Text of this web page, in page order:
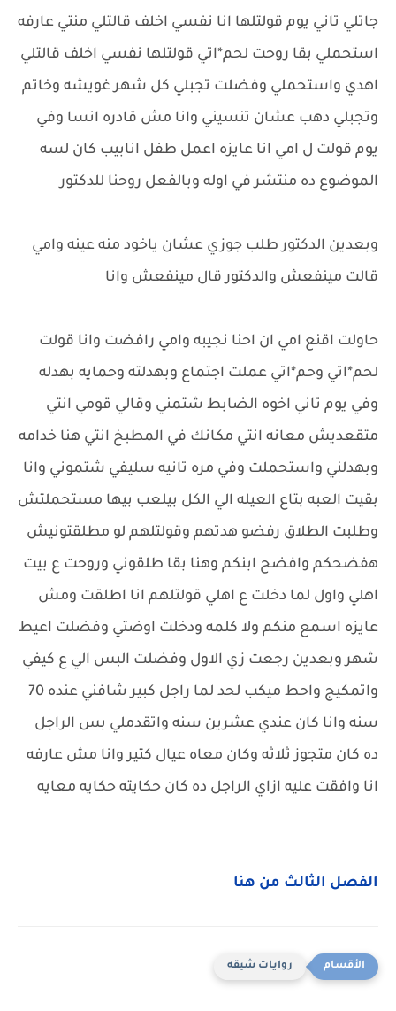
جاتلي تاني يوم قولتلها انا نفسي اخلف قالتلي منتي عارفه
استحملي بقا روحت لحم*اتي قولتلها نفسي اخلف قالتلي
اهدي واستحملي وفضلت تجبلي كل شهر غويشه وخاتم
وتجبلي دهب عشان تنسيني وانا مش قادره انسا وفي
يوم قولت ل امي انا عايزه اعمل طفل انابيب كان لسه
الموضوع ده منتشر في اوله وبالفعل روحنا للدكتور
وبعدين الدكتور طلب جوزي عشان ياخود منه عينه وامي
قالت مينفعش والدكتور قال مينفعش وانا
حاولت اقنع امي ان احنا نجيبه وامي رافضت وانا قولت
لحم*اتي وحم*اتي عملت اجتماع وبهدلته وحمايه بهدله
وفي يوم تاني اخوه الضابط شتمني وقالي قومي انتي
متقعديش معانه انتي مكانك في المطبخ انتي هنا خدامه
وبهدلني واستحملت وفي مره تانيه سليفي شتموني وانا
بقيت العبه بتاع العيله الي الكل بيلعب بيها مستحملتش
وطلبت الطلاق رفضو هدتهم وقولتلهم لو مطلقتونيش
هفضحكم وافضح ابنكم وهنا بقا طلقوني وروحت ع بيت
اهلي واول لما دخلت ع اهلي قولتلهم انا اطلقت ومش
عايزه اسمع منكم ولا كلمه ودخلت اوضتي وفضلت اعيط
شهر وبعدين رجعت زي الاول وفضلت البس الي ع كيفي
واتمكيج واحط ميكب لحد لما راجل كبير شافني عنده 70
سنه وانا كان عندي عشرين سنه واتقدملي بس الراجل
ده كان متجوز ثلاثه وكان معاه عيال كتير وانا مش عارفه
انا وافقت عليه ازاي الراجل ده كان حكايته حكايه معايه
الفصل الثالث من هنا
روايات شيقه